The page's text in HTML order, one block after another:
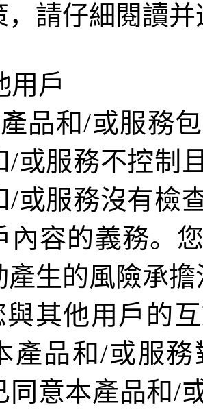
，請仔細閱讀并
用戶
品和/或服務
/或服務不控制
/或服務沒有檢
內容的義務。
產生的風險承
與其他用戶的
產品和/或服務
同意本產品和/